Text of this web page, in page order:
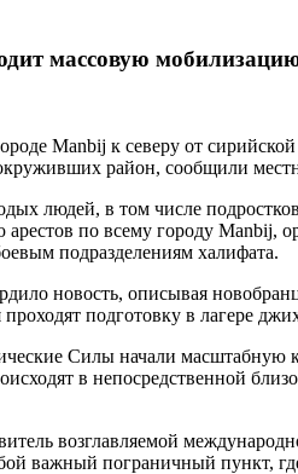
массовую
Manbij к северу от
район, сообщили
людей, в том числе
по всему городу Manbij,
подразделениям халифата.
новость, описывая
подготовку в лагере
Силы начали масштабную
в непосредственной
возглавляемой
важный пограничный пункт,